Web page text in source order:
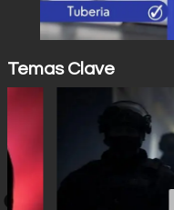
Temas Clave